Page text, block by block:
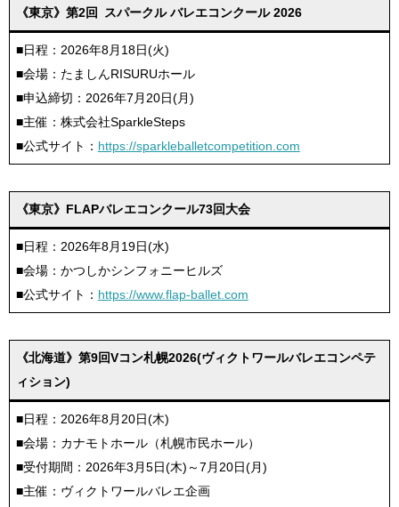
《東京》第2回 スパークル バレエコンクール 2026
■日程：2026年8月18日(火)
■会場：たましんRISURUホール
■申込締切：2026年7月20日(月)
■主催：株式会社SparkleSteps
■公式サイト： https://sparkleballetcompetition.com
《東京》FLAPバレエコンクール73回大会
■日程：2026年8月19日(水)
■会場：かつしかシンフォニーヒルズ
■公式サイト： https://www.flap-ballet.com
《北海道》第9回Vコン札幌2026(ヴィクトワールバレエコンペテ
ィション)
■日程：2026年8月20日(木)
■会場：カナモトホール（札幌市民ホール）
■受付期間：2026年3月5日(木)～7月20日(月)
■主催：ヴィクトワールバレエ企画